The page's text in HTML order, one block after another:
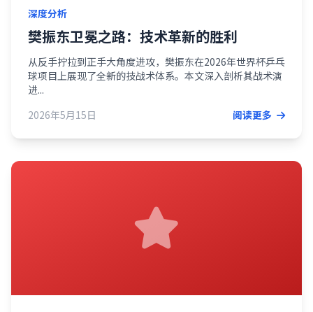
深度分析
樊振东卫冕之路：技术革新的胜利
从反手拧拉到正手大角度进攻，樊振东在2026年世界杯乒乓
球项目上展现了全新的技战术体系。本文深入剖析其战术演
进...
2026年5月15日
阅读更多